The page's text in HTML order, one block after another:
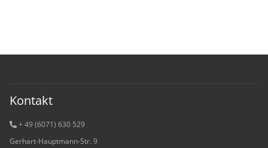
Kontakt
+ 49 (6071) 630 529
Gerhart-Hauptmann-Str. 9